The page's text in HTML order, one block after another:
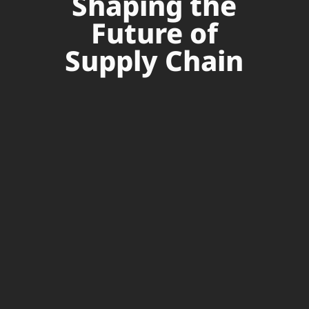
Future of
Supply Chain